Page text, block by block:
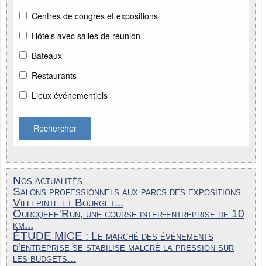
Centres de congrès et expositions
Hôtels avec salles de réunion
Bateaux
Restaurants
Lieux événementiels
Rechercher
Nos actualités
Salons professionnels aux parcs des expositions
Villepinte et Bourget...
Ourcqeee'Run, une course inter-entreprise de 10
km...
ÉTUDE MICE : Le marché des événements
d'entreprise se stabilise malgré la pression sur
les budgets...